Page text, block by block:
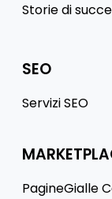
Storie di
SEO
Servizi SEO
PagineGialle